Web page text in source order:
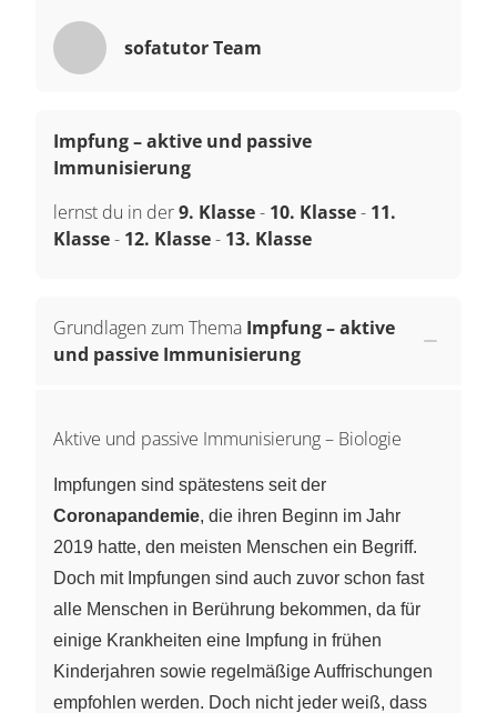
sofatutor Team
Impfung – aktive und passive
Immunisierung
lernst du in der9. Klasse- 10. Klasse- 11.
Klasse- 12. Klasse- 13. Klasse
Grundlagen zum Thema Impfung – aktive
und passive Immunisierung
Aktive und passive Immunisierung – Biologie
Impfungen sind spätestens seit der
Coronapandemie, die ihren Beginn im Jahr
2019 hatte, den meisten Menschen ein Begriff.
Doch mit Impfungen sind auch zuvor schon fast
alle Menschen in Berührung bekommen, da für
einige Krankheiten eine Impfung in frühen
Kinderjahren sowie regelmäßige Auffrischungen
empfohlen werden. Doch nicht jeder weiß, dass